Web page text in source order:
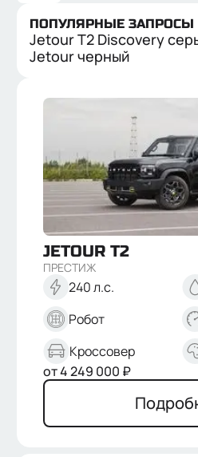
НОВЫЕ
от
МОДЕЛЬ
Dashing
X70 Plus
T1
КОМПЛЕКТАЦИИ
Комфорт
Престиж
Люкс
Премиум
КОРОБКА ПЕРЕДАЧ
Робот
Автомат
Полный
ПОПУЛЯРНЫЕ ЗАПРОСЫ
Jetour T2 Discovery
Jetour черный
JETOUR T2
ПРЕСТИЖ
240 л.с.
Робот
Кроссовер
от4 249 000 ₽